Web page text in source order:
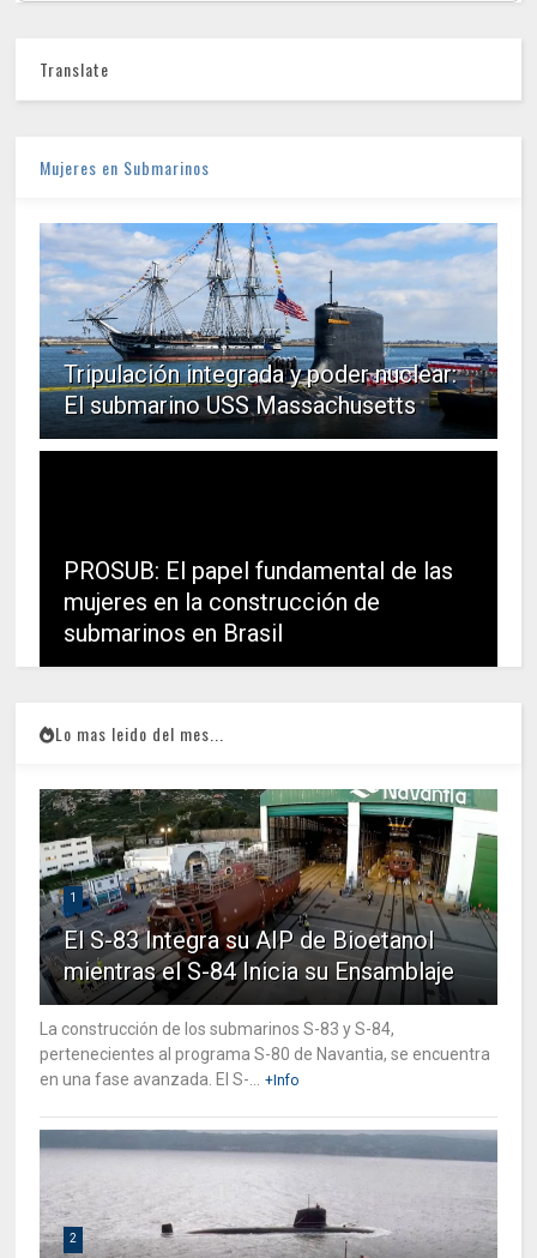
Translate
Mujeres en Submarinos
Tripulación integrada y poder nuclear:
El submarino USS Massachusetts
PROSUB: El papel fundamental de las
mujeres en la construcción de
submarinos en Brasil
Lo mas leido del mes...
1
El S-83 Integra su AIP de Bioetanol
mientras el S-84 Inicia su Ensamblaje
La construcción de los submarinos S-83 y S-84,
pertenecientes al programa S-80 de Navantia, se encuentra
en una fase avanzada. El S-... +Info
2